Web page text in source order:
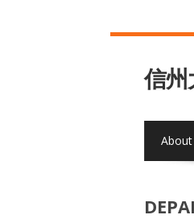
信州
About